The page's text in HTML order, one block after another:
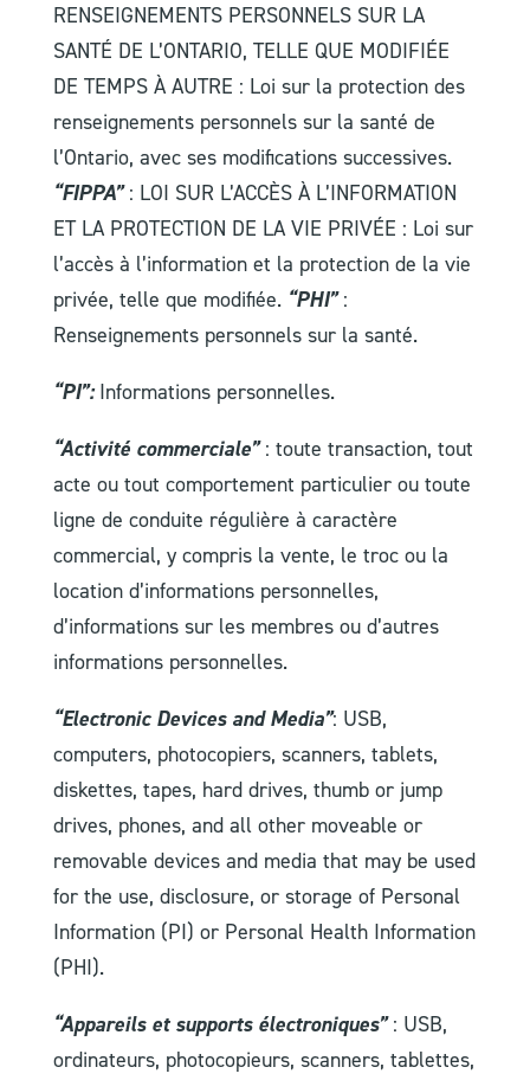
RENSEIGNEMENTS PERSONNELS SUR LA
SANTÉ DE L’ONTARIO, TELLE QUE MODIFIÉE
DE TEMPS À AUTRE : Loi sur la protection des
renseignements personnels sur la santé de
l’Ontario, avec ses modifications successives.
“FIPPA”: LOI SUR L’ACCÈS À L’INFORMATION
ET LA PROTECTION DE LA VIE PRIVÉE : Loi sur
l’accès à l’information et la protection de la vie
privée, telle que modifiée. “PHI”:
Renseignements personnels sur la santé.
“PI”:Informations personnelles.
“Activité commerciale”: toute transaction, tout
acte ou tout comportement particulier ou toute
ligne de conduite régulière à caractère
commercial, y compris la vente, le troc ou la
location d’informations personnelles,
d’informations sur les membres ou d’autres
informations personnelles.
“Electronic Devices and Media”: USB,
computers, photocopiers, scanners, tablets,
diskettes, tapes, hard drives, thumb or jump
drives, phones, and all other moveable or
removable devices and media that may be used
for the use, disclosure, or storage of Personal
Information (PI) or Personal Health Information
(PHI).
“Appareils et supports électroniques”: USB,
ordinateurs, photocopieurs, scanners, tablettes,